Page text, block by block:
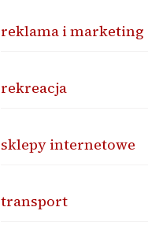
reklama i marketing
rekreacja
sklepy internetowe
transport